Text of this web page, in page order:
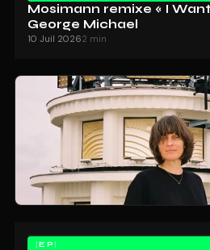
Mosimann remixe « I
George Michael
10 Juil 20262 min
EP